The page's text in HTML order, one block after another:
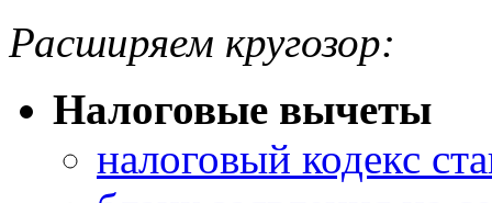
Расширяем кругозор:
Налоговые вычеты
налоговый кодекс